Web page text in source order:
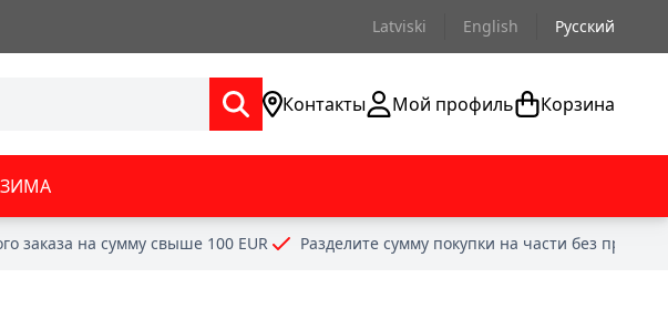
Latviski English Русский
Контакты Мой профиль Корзина
ЗИМА
заказа на сумму свыше 100 EUR Разделите сумму покупки на части без